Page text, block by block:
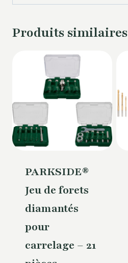
Produits similaires
PARKSIDE®
Jeu de forets
diamantés
pour
carrelage – 21